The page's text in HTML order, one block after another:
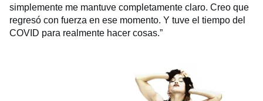
simplemente me mantuve completamente claro. Creo que
regresó con fuerza en ese momento. Y tuve el tiempo del
COVID para realmente hacer cosas.”